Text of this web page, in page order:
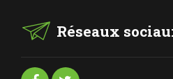
Réseaux